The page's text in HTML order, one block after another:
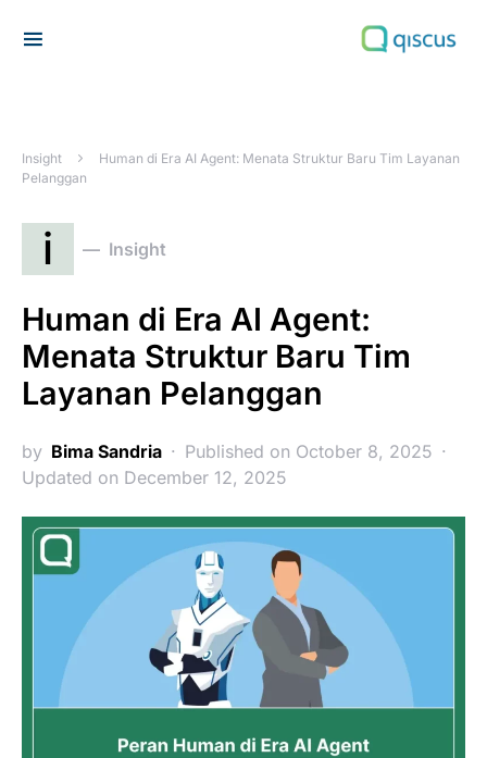
Insight
Human di Era AI Agent: Menata Struktur Baru Tim Layanan
Pelanggan
i Insight
Human di Era AI Agent:
Menata Struktur Baru Tim
Layanan Pelanggan
by Bima Sandria
Published on October 8, 2025
Updated on December 12, 2025